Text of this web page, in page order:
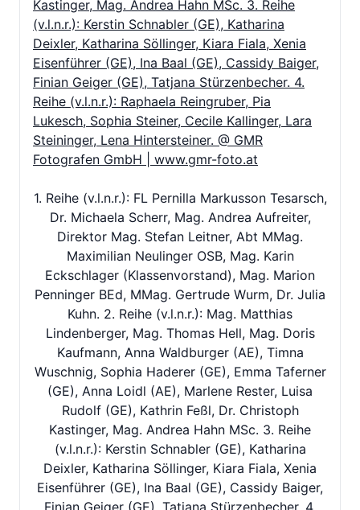
1. Reihe (v.l.n.r.): FL Pernilla Markusson Tesarsch,
Dr. Michaela Scherr, Mag. Andrea Aufreiter,
Direktor Mag. Stefan Leitner, Abt MMag.
Maximilian Neulinger OSB, Mag. Karin
Eckschlager (Klassenvorstand), Mag. Marion
Penninger BEd, MMag. Gertrude Wurm, Dr. Julia
Kuhn. 2. Reihe (v.l.n.r.): Mag. Matthias
Lindenberger, Mag. Thomas Hell, Mag. Doris
Kaufmann, Anna Waldburger (AE), Timna
Wuschnig, Sophia Haderer (GE), Emma Taferner
(GE), Anna Loidl (AE), Marlene Rester, Luisa
Rudolf (GE), Kathrin Feßl, Dr. Christoph
Kastinger, Mag. Andrea Hahn MSc. 3. Reihe
(v.l.n.r.): Kerstin Schnabler (GE), Katharina
Deixler, Katharina Söllinger, Kiara Fiala, Xenia
Eisenführer (GE), Ina Baal (GE), Cassidy Baiger,